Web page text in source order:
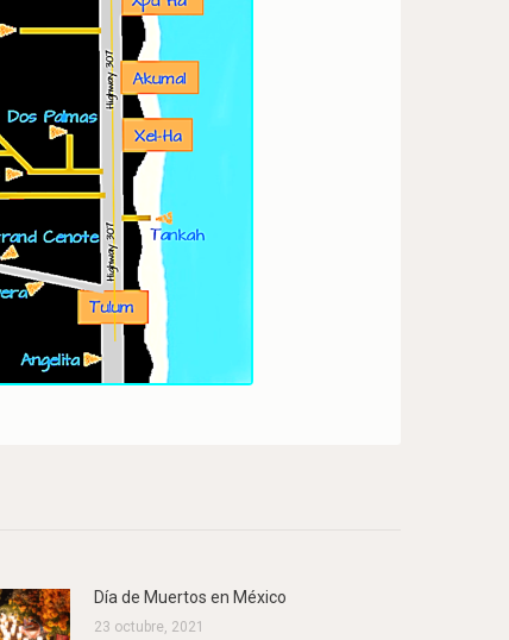
Día de Muertos en México
23 octubre, 2021